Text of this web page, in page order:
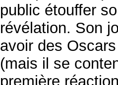
public étouffer
révélation. Son
avoir des
(mais il se
première